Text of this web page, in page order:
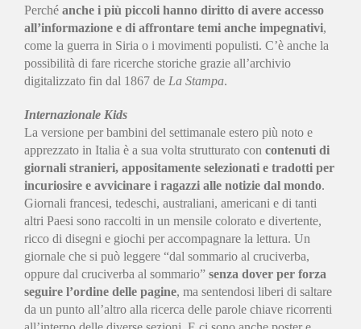
Perché anche i più piccoli hanno diritto di avere accesso
all’informazione e di affrontare temi anche impegnativi,
come la guerra in Siria o i movimenti populisti. C’è anche la
possibilità di fare ricerche storiche grazie all’archivio
digitalizzato fin dal 1867 de La Stampa.
Internazionale Kids
La versione per bambini del settimanale estero più noto e
apprezzato in Italia è a sua volta strutturato con contenuti di
giornali stranieri, appositamente selezionati e tradotti per
incuriosire e avvicinare i ragazzi alle notizie dal mondo.
Giornali francesi, tedeschi, australiani, americani e di tanti
altri Paesi sono raccolti in un mensile colorato e divertente,
ricco di disegni e giochi per accompagnare la lettura. Un
giornale che si può leggere “dal sommario al cruciverba,
oppure dal cruciverba al sommario” senza dover per forza
seguire l’ordine delle pagine, ma sentendosi liberi di saltare
da un punto all’altro alla ricerca delle parole chiave ricorrenti